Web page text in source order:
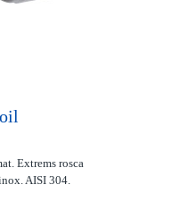
Extrems rosca
AISI 304.